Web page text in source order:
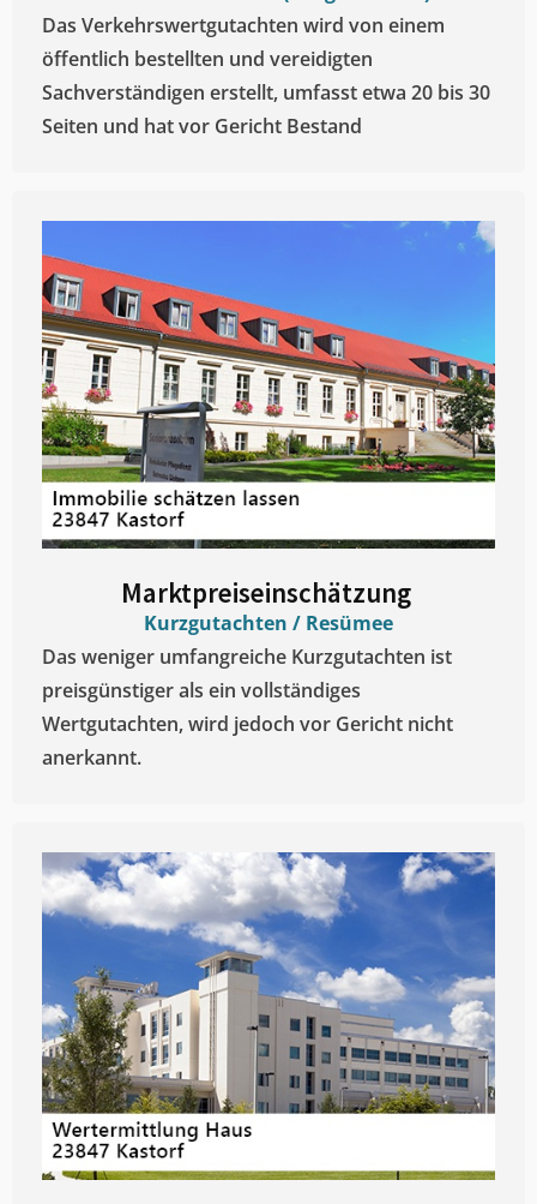
Das Verkehrswertgutachten wird von einem
öffentlich bestellten und vereidigten
Sachverständigen erstellt, umfasst etwa 20 bis 30
Seiten und hat vor Gericht Bestand
Marktpreiseinschätzung ​
Kurzgutachten / Resümee
Das weniger umfangreiche Kurzgutachten ist
preisgünstiger als ein vollständiges
Wertgutachten, wird jedoch vor Gericht nicht
anerkannt.